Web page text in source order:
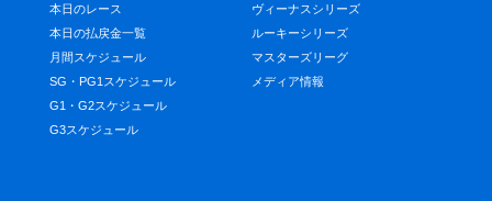
本日のレース
本日の払戻金一覧
月間スケジュール
SG・PG1スケジュール
G1・G2スケジュール
G3スケジュール
ヴィーナスシリーズ
ルーキーシリーズ
マスターズリーグ
メディア情報